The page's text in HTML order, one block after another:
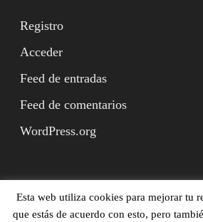
Registro
Acceder
Feed de entradas
Feed de comentarios
WordPress.org
Benito Rodríguez Arbeteta (ed.),
Esta web utiliza cookies para mejorar tu
que estás de acuerdo con esto, pero